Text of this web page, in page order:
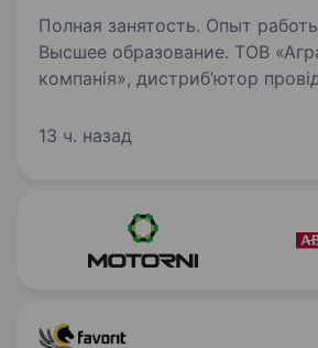
Полная занятость. Опыт
Высшее образование. ТОВ «Аграрно-хімічна
компанія», дистриб’ютор
мікродобрив: Bayer, Syngenta,
13 ч. назад